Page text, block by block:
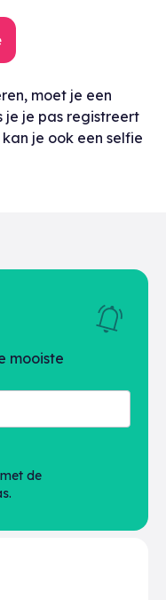
moet je een
je je pas registreert
je ook een selfie
mooiste
de